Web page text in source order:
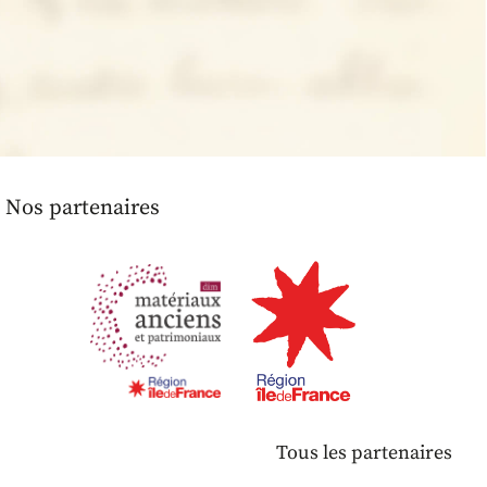
Nos partenaires
Tous les partenaires